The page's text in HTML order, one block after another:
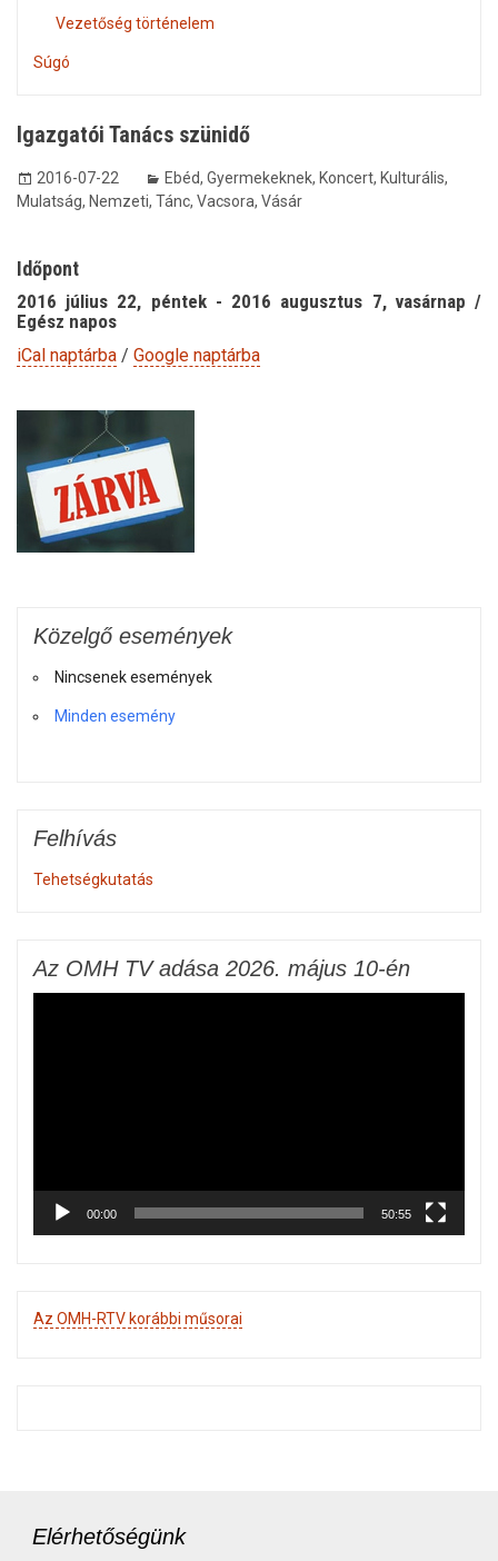
Vezetőség történelem
Súgó
Igazgatói Tanács szünidő
2016-07-22 Ebéd, Gyermekeknek, Koncert, Kulturális,
Mulatság, Nemzeti, Tánc, Vacsora, Vásár
Időpont
2016 július 22, péntek - 2016 augusztus 7, vasárnap /
Egész napos
iCal naptárba / Google naptárba
Közelgő események
Nincsenek események
Minden esemény
Felhívás
Tehetségkutatás
Az OMH TV adása 2026. május 10-én
00:00 50:55
Az OMH-RTV korábbi műsorai
Elérhetőségünk